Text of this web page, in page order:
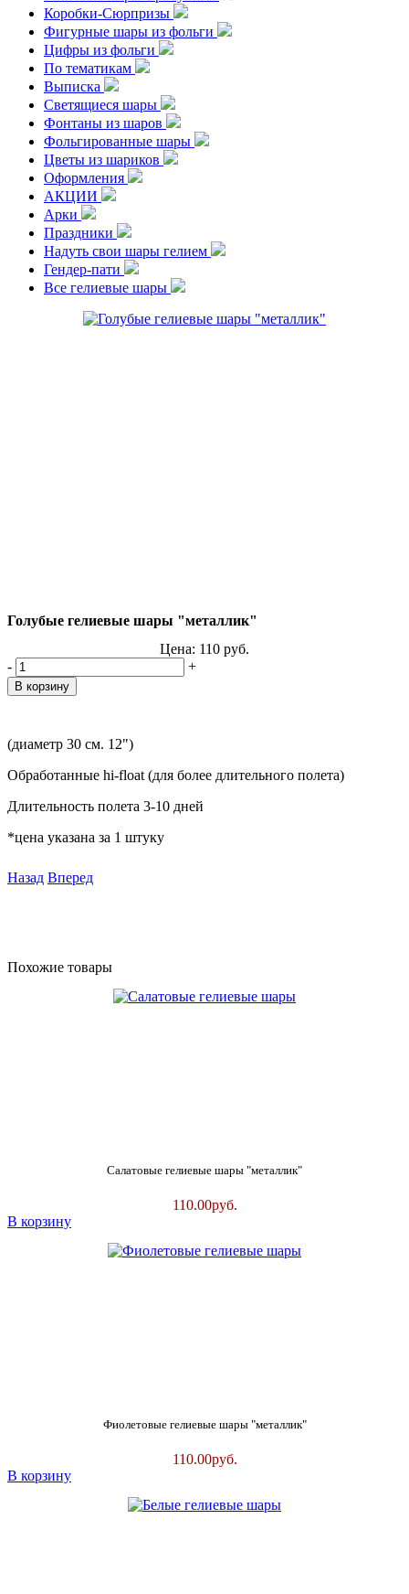
Коробки-Сюрпризы
Фигурные шары из фольги
Цифры из фольги
По тематикам
Выписка
Светящиеся шары
Фонтаны из шаров
Фольгированные шары
Цветы из шариков
Оформления
АКЦИИ
Арки
Праздники
Надуть свои шары гелием
Гендер-пати
Все гелиевые шары
Голубые гелиевые шары "металлик"
Цена: 110 руб.
-
+
(диаметр 30 см. 12")
Обработанные hi-float (для более длительного полета)
Длительность полета 3-10 дней
*цена указана за 1 штуку
Назад Вперед
Похожие товары
Салатовые гелиевые шары "металлик"
110.00руб.
В корзину
Фиолетовые гелиевые шары "металлик"
110.00руб.
В корзину